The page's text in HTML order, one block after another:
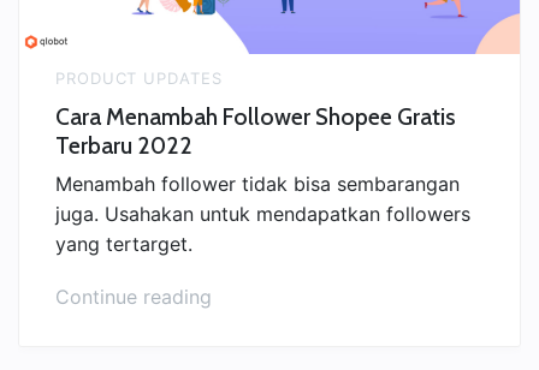
PRODUCT UPDATES
Cara Menambah Follower Shopee Gratis
Terbaru 2022
Menambah follower tidak bisa sembarangan
juga. Usahakan untuk mendapatkan followers
yang tertarget.
Continue reading